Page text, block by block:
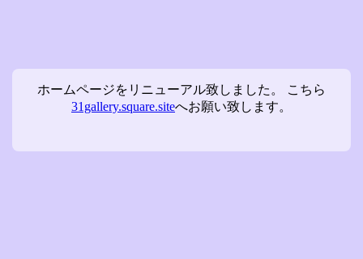
ホームページをリニューアル致しました。 こちら
31gallery.square.siteへお願い致します。